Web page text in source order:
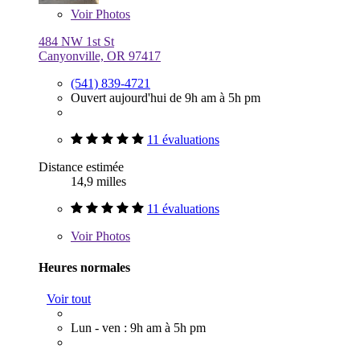
VoirPhotos
484 NW 1st St
Canyonville, OR 97417
(541) 839-4721
Ouvert aujourd'hui de 9h am à 5h pm
11 évaluations
Distance estimée
14,9 milles
11 évaluations
VoirPhotos
Heures normales
Voir tout
Lun - ven : 9h am à 5h pm